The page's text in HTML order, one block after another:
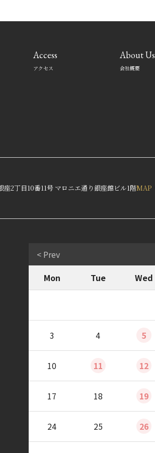
Access
アクセス
About Us
会社概要
2丁目10番11号 マロニエ通り銀座館ビル1階MAP
< Prev
Mon
Tue Wed
3 4 5
10 11 12
17 18 19
24 25 26